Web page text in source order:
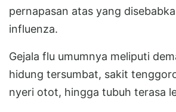
pernapasan atas yang
influenza.
Gejala flu umumnya meliputi
hidung tersumbat, sakit
nyeri otot, hingga tubuh terasa